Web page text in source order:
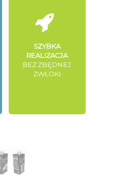
SZYBKA
REALIZACJA
BEZ ZBĘDNEJ
ZWŁOKI